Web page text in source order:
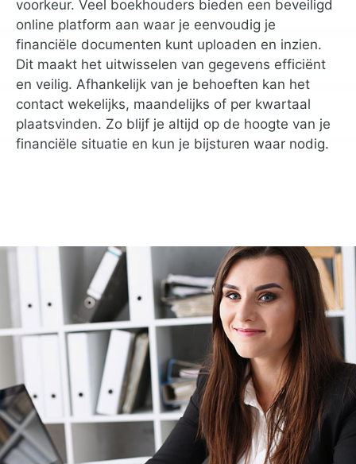
voorkeur. Veel boekhouders bieden een beveiligd
online platform aan waar je eenvoudig je
financiële documenten kunt uploaden en inzien.
Dit maakt het uitwisselen van gegevens efficiënt
en veilig. Afhankelijk van je behoeften kan het
contact wekelijks, maandelijks of per kwartaal
plaatsvinden. Zo blijf je altijd op de hoogte van je
financiële situatie en kun je bijsturen waar nodig.